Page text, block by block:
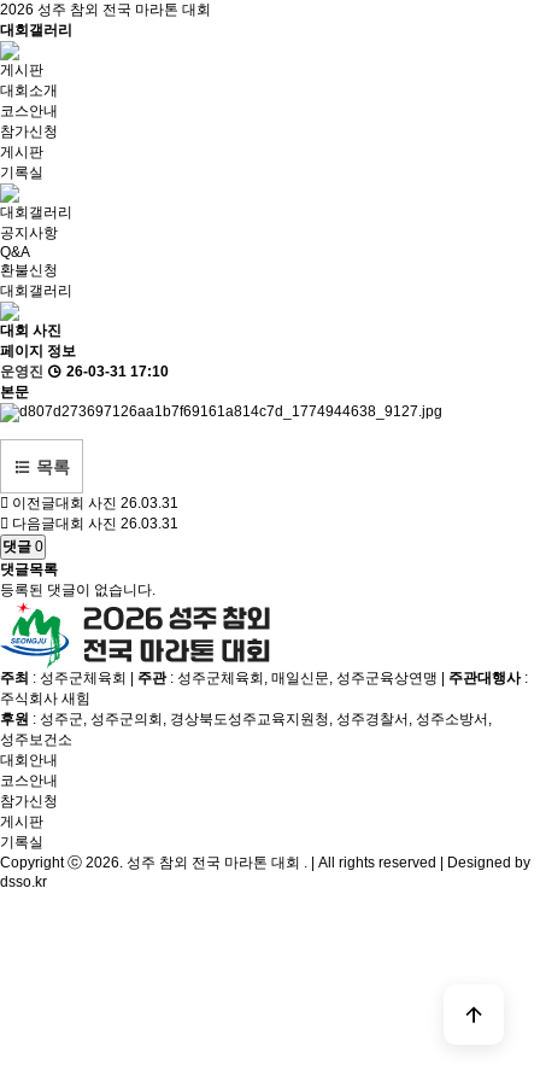
2026 성주 참외 전국 마라톤 대회
대회갤러리
게시판
대회소개
코스안내
참가신청
게시판
기록실
대회갤러리
공지사항
Q&A
환불신청
대회갤러리
대회 사진
페이지 정보
운영진
26-03-31 17:10
본문
목록
이전글대회 사진 26.03.31
다음글대회 사진 26.03.31
댓글 0
댓글목록
등록된 댓글이 없습니다.
주최 : 성주군체육회 | 주관: 성주군체육회, 매일신문, 성주군육상연맹 | 주관대행사:
주식회사 새힘
후원 : 성주군, 성주군의회, 경상북도성주교육지원청, 성주경찰서, 성주소방서,
성주보건소
대회안내
코스안내
참가신청
게시판
기록실
Copyright ⓒ 2026. 성주 참외 전국 마라톤 대회 . | All rights reserved | Designed by
dsso.kr